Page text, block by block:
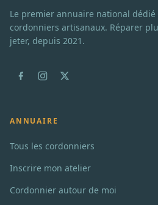
Le premier annuaire national dédié
cordonniers artisanaux. Réparer
jeter, depuis 2021.
ANNUAIRE
Tous les cordonniers
Inscrire mon atelier
Cordonnier autour de moi